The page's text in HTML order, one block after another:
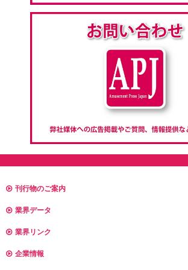
刊行物のご案内
業界データ
業界リンク
企業情報